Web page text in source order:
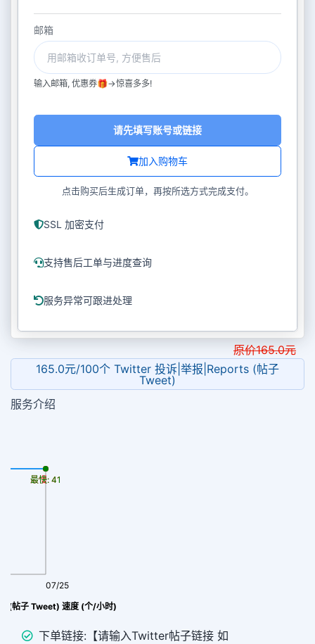
邮箱
输入邮箱, 优惠券🎁->惊喜多多!
加入购物车
请先填写账号或链接
点击购买后生成订单，再按所选方式完成支付。
SSL 加密支付
支持售后工单与进度查询
服务异常可跟进处理
原价165.0元
165.0元/100个 Twitter 投诉|举报|Reports (帖子
Tweet)
服务介绍
(帖子 Tweet) 速度 (个/小时)
07/25
最慢: 41
最快: 41
下单链接:【请输入Twitter帖子链接 如